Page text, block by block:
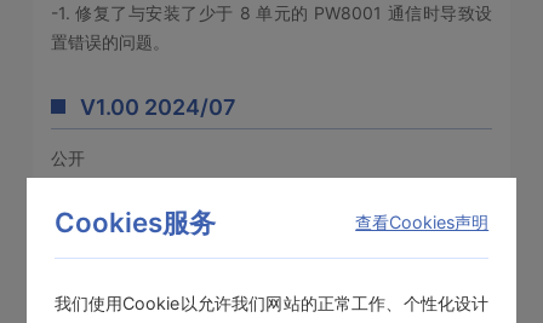
-1. 修复了与安装了少于 8 单元的 PW8001 通信时导致设
置错误的问题。
V1.00 2024/07
公开
Cookies服务 查看Cookies声明
我们使用Cookie以允许我们网站的正常工作、个性化设计